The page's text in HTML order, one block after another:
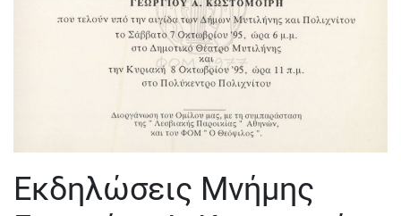
Εκδηλώσεις Μνήμης